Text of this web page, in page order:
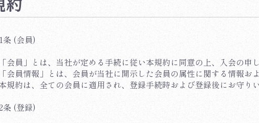
条 (会員)
会員」とは、当社が定める手続に従い本規約に同意の上、入会の申
会員情報」とは、会員が当社に開示した会員の属性に関する情報お
規約は、全ての会員に適用され、登録手続時および登録後にお守り
条 (登録)